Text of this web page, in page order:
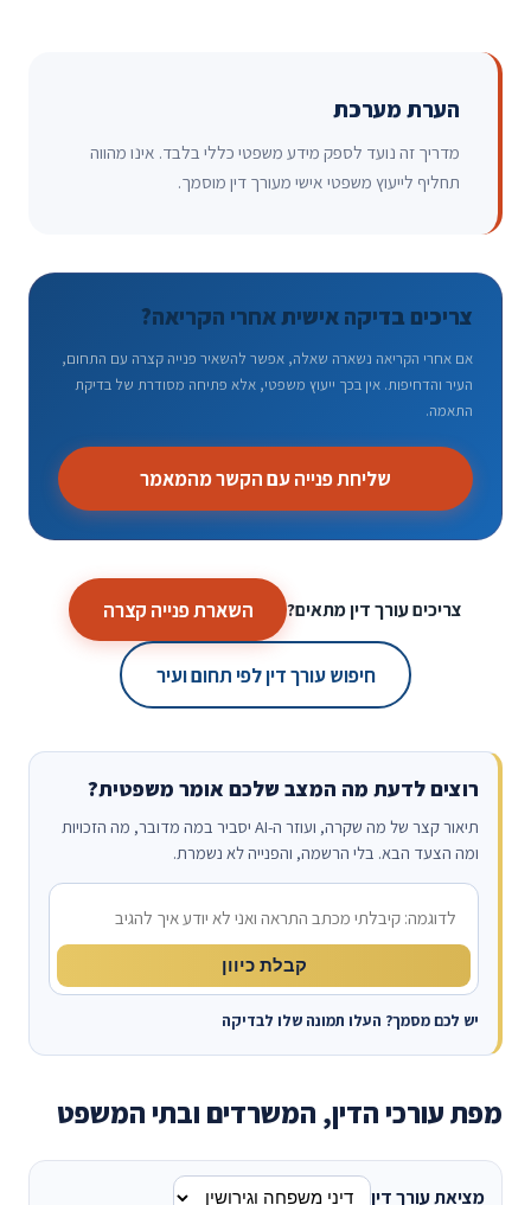
הערת מערכת
מדריך זה נועד לספק מידע משפטי כללי בלבד. אינו מהווה
תחליף לייעוץ משפטי אישי מעורך דין מוסמך.
צריכים בדיקה אישית אחרי הקריאה?
אם אחרי הקריאה נשארה שאלה, אפשר להשאיר פנייה קצרה עם התחום,
העיר והדחיפות. אין בכך ייעוץ משפטי, אלא פתיחה מסודרת של בדיקת
התאמה.
שליחת פנייה עם הקשר מהמאמר
צריכים עורך דין מתאים? השארת פנייה קצרה
חיפוש עורך דין לפי תחום ועיר
רוצים לדעת מה המצב שלכם אומר משפטית?
תיאור קצר של מה שקרה, ועוזר ה-AI יסביר במה מדובר, מה הזכויות
ומה הצעד הבא. בלי הרשמה, והפנייה לא נשמרת.
מה קרה?
קבלת כיוון
יש לכם מסמך? העלו תמונה שלו לבדיקה
מפת עורכי הדין, המשרדים ובתי המשפט
מציאת עורך דין